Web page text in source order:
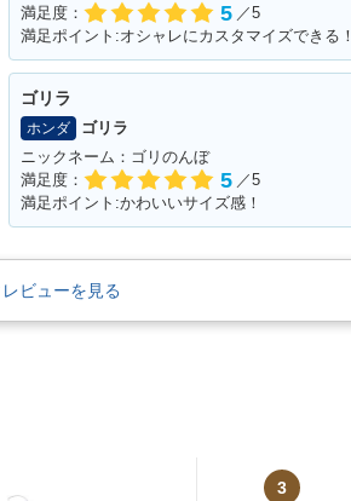
満足度：
5 ／5
満足ポイント:オシャレにカスタマイズできる！
ゴリラ
ホンダ
ゴリラ
ニックネーム：ゴリのんぼ
満足度：
5 ／5
満足ポイント:かわいいサイズ感！
ビューを見る
3